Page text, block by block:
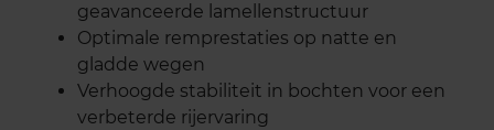
geavanceerde lamellenstructuur
Optimale remprestaties op natte en
gladde wegen
Verhoogde stabiliteit in bochten voor een
verbeterde rijervaring